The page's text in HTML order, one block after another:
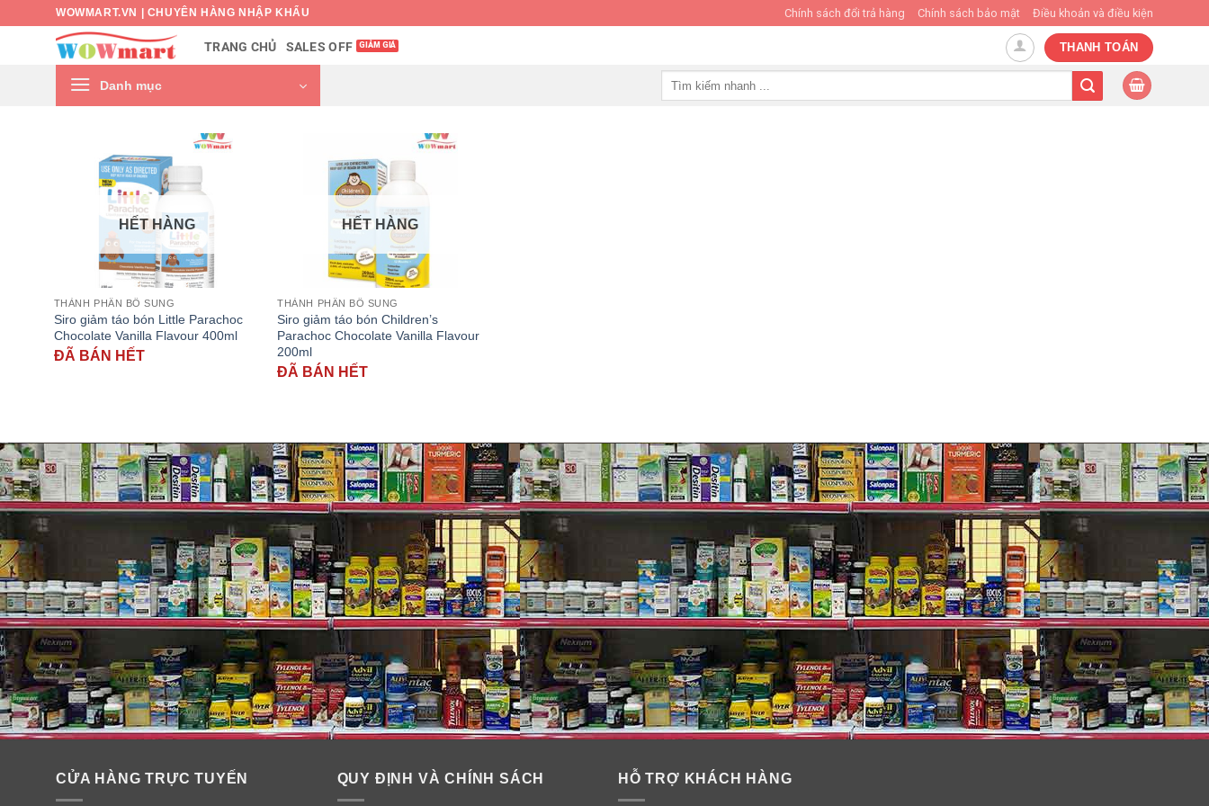
WOWMART.VN | CHUYÊN HÀNG NHẬP KHẨU Chính sách đổi trả hàng Chính sách bảo mật Điều khoản và điều kiện
TRANG CHỦ SALES OFF THANH TOÁN
Danh mục
HẾT HÀNG
THÀNH PHẦN BỔ SUNG
Siro giảm táo bón Little Parachoc
Chocolate Vanilla Flavour 400ml
ĐÃ BÁN HẾT
HẾT HÀNG
THÀNH PHẦN BỔ SUNG
Siro giảm táo bón Children’s
Parachoc Chocolate Vanilla Flavour
200ml
ĐÃ BÁN HẾT
CỬA HÀNG TRỰC TUYẾN QUY ĐỊNH VÀ CHÍNH SÁCH HỖ TRỢ KHÁCH HÀNG